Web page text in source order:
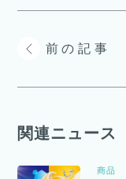
前の記事
関連ニュース
商品